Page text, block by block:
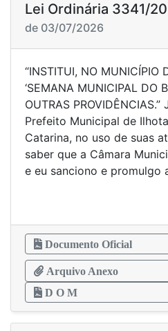
Lei Ordinária 3341/
de 03/07/2026
“INSTITUI, NO MUNICÍPIO
‘SEMANA MUNICIPAL DO
OUTRAS PROVIDÊNCIAS.”
Prefeito Municipal de
Catarina, no uso de suas
saber que a Câmara
e eu sanciono e promulgo
Documento Oficial
Arquivo Anexo
D O M